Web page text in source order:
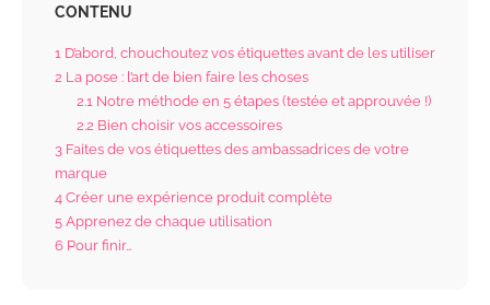
CONTENU
1 D’abord, chouchoutez vos étiquettes avant de les utiliser
2 La pose : l’art de bien faire les choses
2.1 Notre méthode en 5 étapes (testée et approuvée !)
2.2 Bien choisir vos accessoires
3 Faites de vos étiquettes des ambassadrices de votre
marque
4 Créer une expérience produit complète
5Apprenez de chaque utilisation
6 Pour finir…